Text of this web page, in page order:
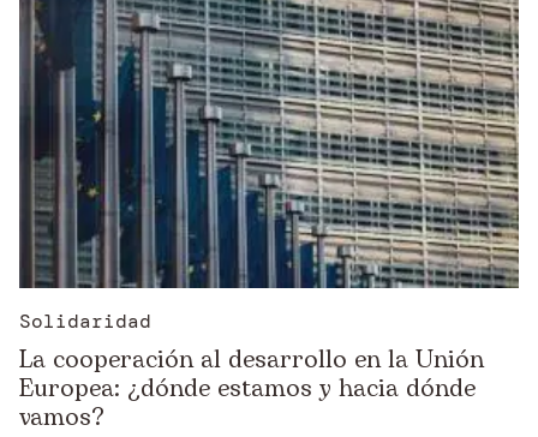
Solidaridad
La cooperación al desarrollo en la Unión
Europea: ¿dónde estamos y hacia dónde
vamos?